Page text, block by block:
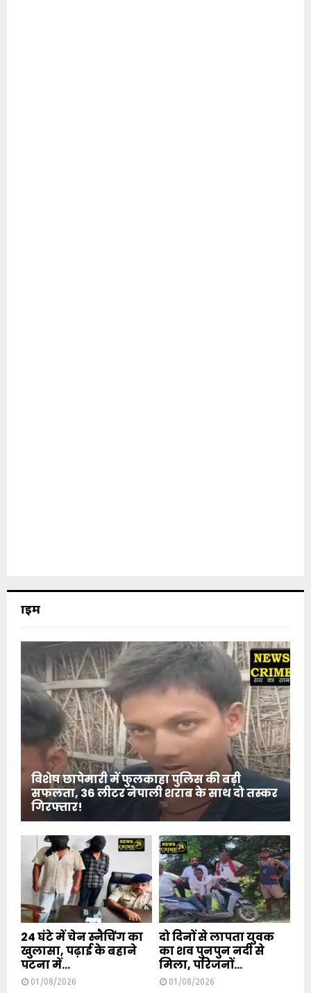
क्राइम
विशेष छापेमारी में फुलकाहा पुलिस की बड़ी
सफलता, 36 लीटर नेपाली शराब के साथ दो तस्कर
गिरफ्तार!
24 घंटे में चेन स्नैचिंग का
खुलासा, पढ़ाई के बहाने
पटना में...
01/08/2026
दो दिनों से लापता युवक
का शव पुनपुन नदी से
मिला, परिजनों...
01/08/2026